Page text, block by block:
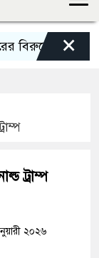
সতর্ক থাকার
×
ট্রাম্প
২০২৬